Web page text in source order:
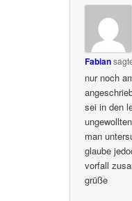
Fabian
nur noch
sei in den
man
glaube
vorfall
grüße